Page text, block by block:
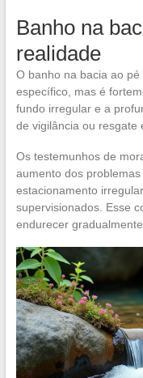
Banho na
realidade
O banho na bacia ao
específico, mas é
fundo irregular e a
de vigilância ou resgate
Os testemunhos de
aumento dos
estacionamento
supervisionados. Esse
endurecer